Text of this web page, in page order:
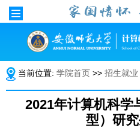
当前位置: 学院首页 >> 招生就业
2021年计算机科学
型）研